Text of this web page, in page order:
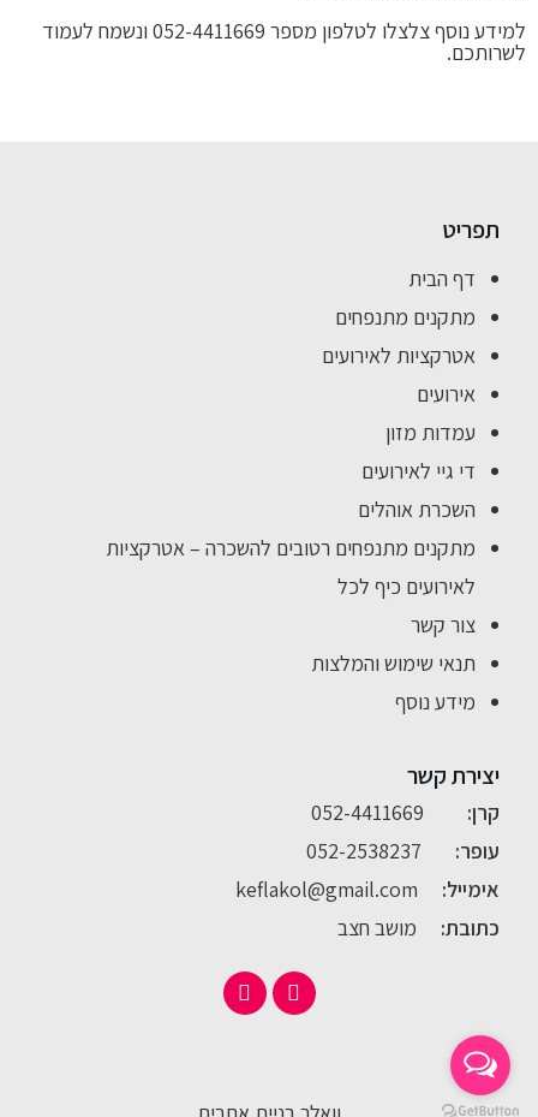
למידע נוסף צלצלו לטלפון מספר 052-4411669 ונשמח לעמוד
לשרותכם.
תפריט
דף הבית
מתקנים מתנפחים
אטרקציות לאירועים
אירועים
עמדות מזון
די גיי לאירועים
השכרת אוהלים
מתקנים מתנפחים רטובים להשכרה – אטרקציות
לאירועים כיף לכל
צור קשר
תנאי שימוש והמלצות
מידע נוסף
יצירת קשר
קרן:
052-4411669
עופר:
052-2538237
אימייל:
keflakol@gmail.com
כתובת: מושב חצב